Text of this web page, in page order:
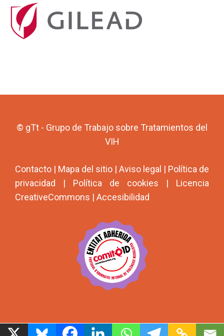
© gTt - Grupo de Trabajo sobre Tratamientos del
VIH
Contacto | Mapa del sitio | Aviso legal | Política de
privacidad | Política de cookies | Licencia
CreativeCommons | Accesibilidad